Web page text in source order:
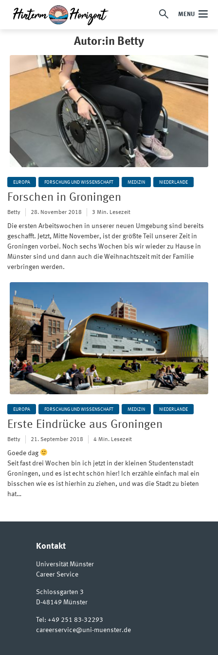
MENU
Autor:in Betty
EUROPA FORSCHUNG UND WISSENSCHAFT MEDIZIN NIEDERLANDE
Forschen in Groningen
Betty 28. November 2018 3 Min. Lesezeit
Die ersten Arbeitswochen in unserer neuen Umgebung sind bereits
geschafft. Jetzt, Mitte November, ist der größte Teil unserer Zeit in
Groningen vorbei. Noch sechs Wochen bis wir wieder zu Hause in
Münster sind und dann auch die Weihnachtszeit mit der Familie
verbringen werden.
EUROPA FORSCHUNG UND WISSENSCHAFT MEDIZIN NIEDERLANDE
Erste Eindrücke aus Groningen
Betty 21. September 2018 4 Min. Lesezeit
Goede dag
Seit fast drei Wochen bin ich jetzt in der kleinen Studentenstadt
Groningen, und es ist echt schön hier! Ich erzähle einfach mal ein
bisschen wie es ist hierhin zu ziehen, und was die Stadt zu bieten
hat…
Kontakt
Universität Münster
Career Service
Schlossgarten 3
D-48149 Münster
Tel: +49 251 83-32293
careerservice@uni-muenster.de